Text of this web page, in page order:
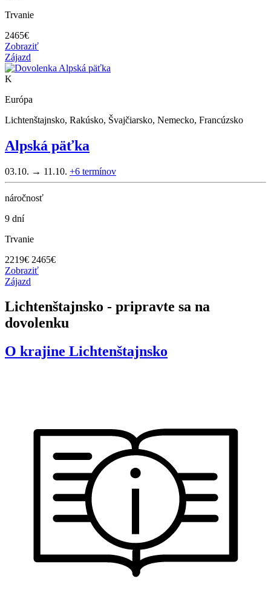
Trvanie
2465€
Zobraziť
Zájazd
K
Európa
Lichtenštajnsko, Rakúsko, Švajčiarsko, Nemecko, Francúzsko
Alpská päťka
03.10. → 11.10. +6 termínov
náročnosť
9 dní
Trvanie
2219€ 2465€
Zobraziť
Zájazd
Lichtenštajnsko - pripravte sa na
dovolenku
O krajine Lichtenštajnsko